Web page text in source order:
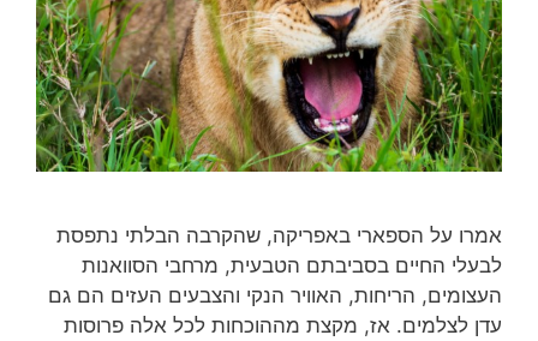
אמרו על הספארי באפריקה, שהקרבה הבלתי נתפסת
לבעלי החיים בסביבתם הטבעית, מרחבי הסוואנות
העצומים, הריחות, האוויר הנקי והצבעים העזים הם גם
עדן לצלמים. אז, מקצת מההוכחות לכל אלה פרוסות